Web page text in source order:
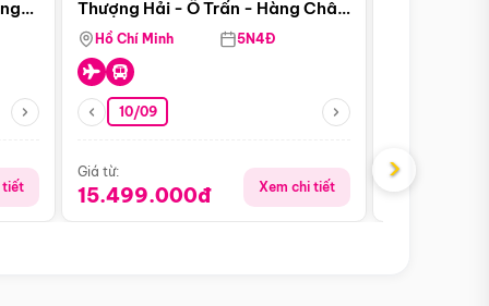
tiết
Thượng Hải - Ô Trấn - Hàng Châu
(Tour Không Shopping)
Hồ Chí Minh 5N4Đ
10/09
Giá từ:
15.499.000đ Xem chi tiết
Giá từ:
›